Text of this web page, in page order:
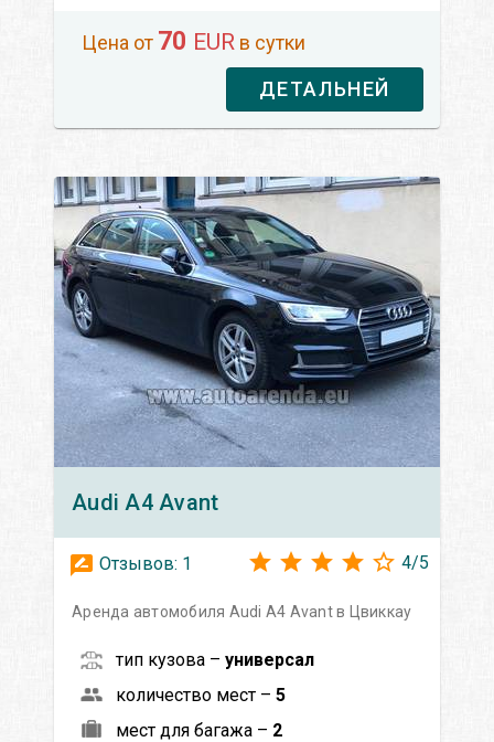
Цена от 70 EUR в сутки
ДЕТАЛЬНЕЙ
Audi A4 Avant
Отзывов: 1 4/5
Аренда автомобиля Audi A4 Avant в Цвиккау
тип кузова – универсал
количество мест – 5
мест для багажа – 2